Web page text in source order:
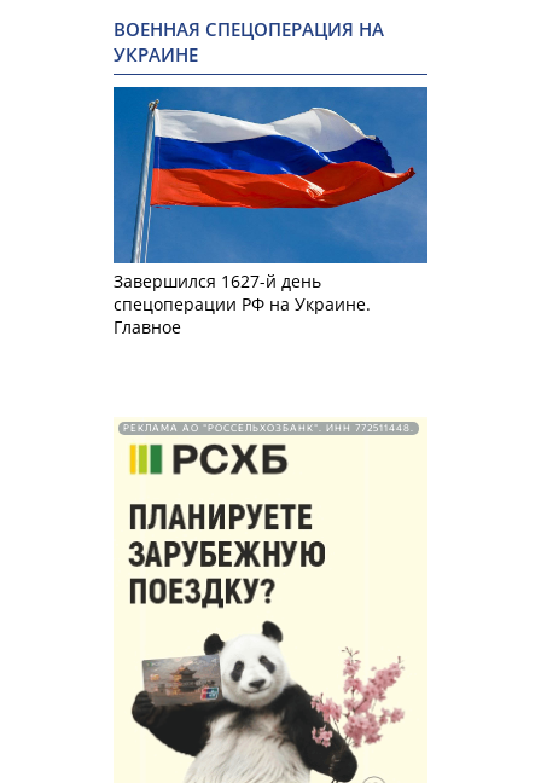
ВОЕННАЯ СПЕЦОПЕРАЦИЯ НА
УКРАИНЕ
Завершился 1627-й день
спецоперации РФ на Украине.
Главное
РЕКЛАМА АО "РОССЕЛЬХОЗБАНК". ИНН 772511448.